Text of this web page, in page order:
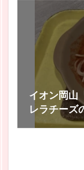
イオン岡山
レラチーズ